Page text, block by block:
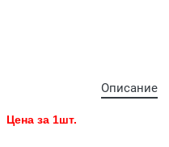
Описание
Цена за 1шт.